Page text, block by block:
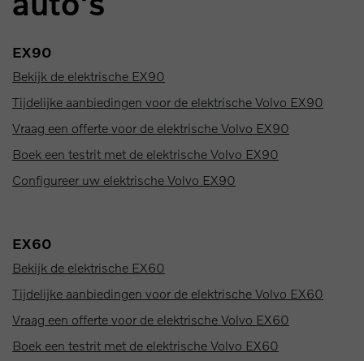
EX90
Bekijk de elektrische EX90
Tijdelijke aanbiedingen voor de elektrische Volvo EX90
Vraag een offerte voor de elektrische Volvo EX90
Boek een testrit met de elektrische Volvo EX90
Configureer uw elektrische Volvo EX90
EX60
Bekijk de elektrische EX60
Tijdelijke aanbiedingen voor de elektrische Volvo EX60
Vraag een offerte voor de elektrische Volvo EX60
Boek een testrit met de elektrische Volvo EX60